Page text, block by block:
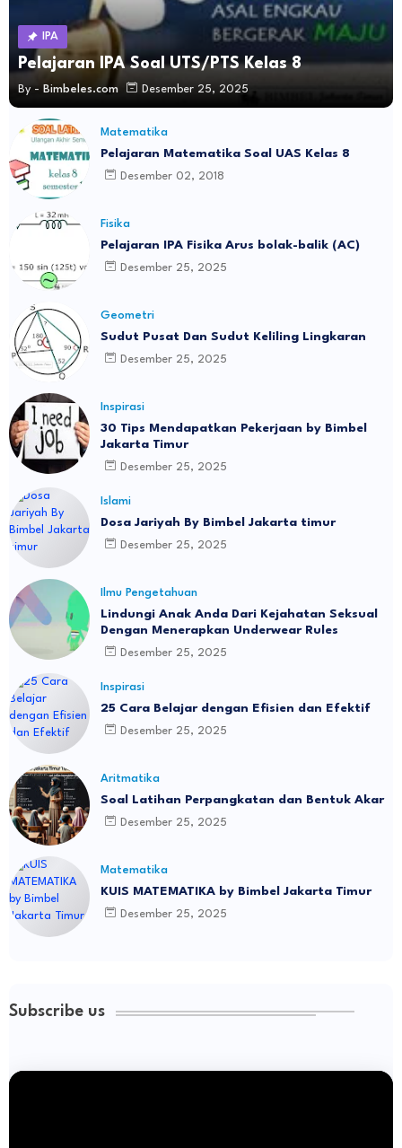
IPA
Pelajaran IPA Soal UTS/PTS Kelas 8
By - Bimbeles.com Desember 25, 2025
Matematika
Pelajaran Matematika Soal UAS Kelas 8
Desember 02, 2018
Fisika
Pelajaran IPA Fisika Arus bolak-balik (AC)
Desember 25, 2025
Geometri
Sudut Pusat Dan Sudut Keliling Lingkaran
Desember 25, 2025
Inspirasi
30 Tips Mendapatkan Pekerjaan by Bimbel
Jakarta Timur
Desember 25, 2025
Islami
Dosa Jariyah By Bimbel Jakarta timur
Desember 25, 2025
Ilmu Pengetahuan
Lindungi Anak Anda Dari Kejahatan Seksual
Dengan Menerapkan Underwear Rules
Desember 25, 2025
Inspirasi
25 Cara Belajar dengan Efisien dan Efektif
Desember 25, 2025
Aritmatika
Soal Latihan Perpangkatan dan Bentuk Akar
Desember 25, 2025
Matematika
KUIS MATEMATIKA by Bimbel Jakarta Timur
Desember 25, 2025
Subscribe us